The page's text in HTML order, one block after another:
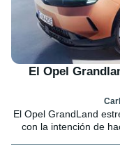
El Opel
El Opel GrandLand
con la intención de